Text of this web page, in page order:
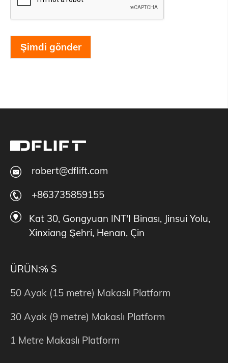
Şimdi gönder
robert@dflift.com
+863735859155
Kat 30, Gongyuan INT'I Binası, Jinsui Yolu,
Xinxiang Şehri, Henan, Çin
ÜRÜN:% S
50 Ayak (15 metre) Makaslı Platform
30 Ayak (9 metre) Makaslı Platform
1 Metre Makaslı Platform